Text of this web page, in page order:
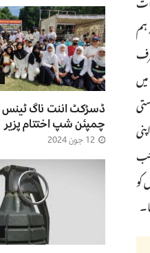
ہم
ساتھ اپنی
ڈسڑکٹ اننت ناگ ٹینس
چمپئن شپ اختتام پزیر
12 جون 2024